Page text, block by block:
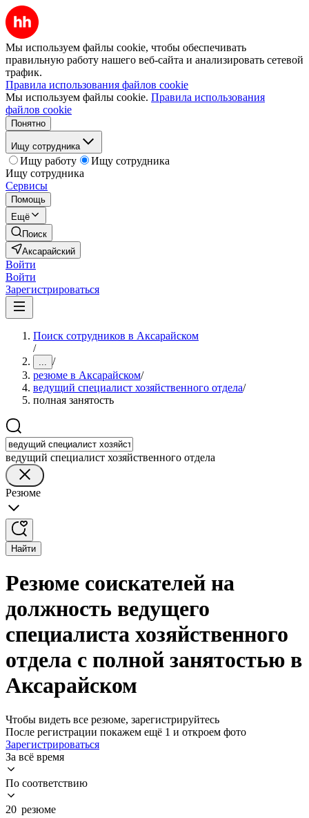
Мы используем файлы cookie, чтобы обеспечивать
правильную работу нашего веб-сайта и анализировать сетевой
трафик.
Правила использования файлов cookie
Мы используем файлы cookie. Правила использования
файлов cookie
Понятно
Ищу сотрудника
Ищу работу
Ищу сотрудника
Ищу сотрудника
Сервисы
Помощь
Ещё
Поиск
Аксарайский
Войти
Войти
Зарегистрироваться
Поиск сотрудников в Аксарайском
/
... /
резюме в Аксарайском/
ведущий специалист хозяйственного отдела/
полная занятость
ведущий специалист хозяйственного отдела
Резюме
Найти
Резюме соискателей на
должность ведущего
специалиста хозяйственного
отдела с полной занятостью в
Аксарайском
Чтобы видеть все резюме, зарегистрируйтесь
После регистрации покажем ещё 1 и откроем фото
Зарегистрироваться
За всё время
По соответствию
20 резюме